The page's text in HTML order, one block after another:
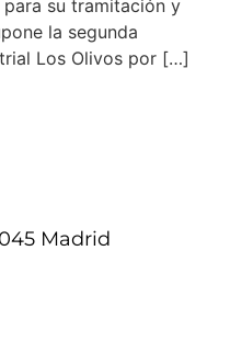
su tramitación y
la segunda
Los Olivos por […]
Madrid